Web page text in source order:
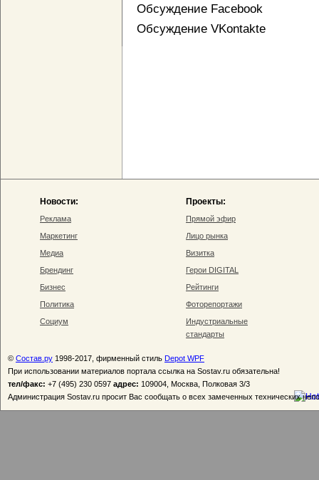
Обсуждение Facebook
Обсуждение VKontakte
Новости:
Реклама
Маркетинг
Медиа
Брендинг
Бизнес
Политика
Социум
Проекты:
Прямой эфир
Лицо рынка
Визитка
Герои DIGITAL
Рейтинги
Фоторепортажи
Индустриальные
стандарты
© Состав.ру 1998-2017, фирменный стиль Depot WPF
При использовании материалов портала ссылка на Sostav.ru обязательна!
тел/факс: +7 (495) 230 0597 адрес: 109004, Москва, Полковая 3/3
Администрация Sostav.ru просит Вас сообщать о всех замеченных технических